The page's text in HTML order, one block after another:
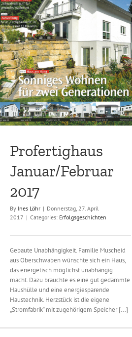
Profertighaus
Januar/Februar
2017
By Ines Löhr | Donnerstag, 27. April
2017 | Categories: Erfolgsgeschichten
Gebaute Unabhängigkeit. Familie Muscheid
aus Oberschwaben wünschte sich ein Haus,
das energetisch möglichst unabhängig
macht. Dazu brauchte es eine gut gedämmte
Haushülle und eine energiesparende
Haustechnik. Herzstück ist die eigene
„Stromfabrik“ mit zugehörigem Speicher [...]